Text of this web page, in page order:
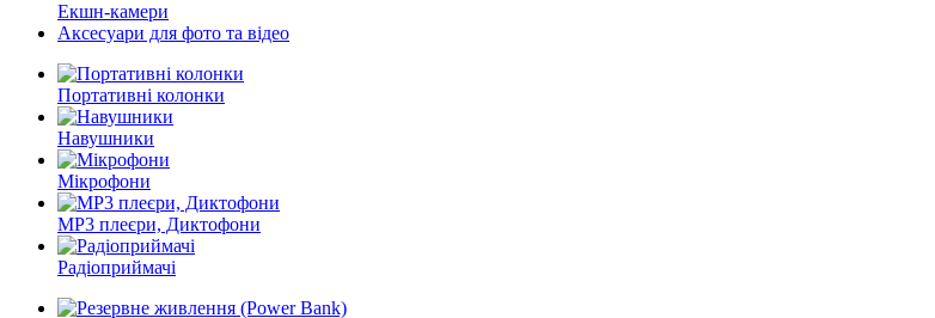
Екшн-камери
Аксесуари для фото та відео
Портативні колонки
Навушники
Мікрофони
MP3 плеєри, Диктофони
Радіоприймачі